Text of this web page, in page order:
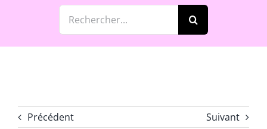
Rechercher:
Précédent Suivant